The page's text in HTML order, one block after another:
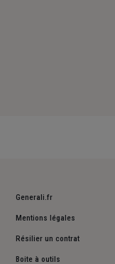
Generali.fr
Mentions légales
Résilier un contrat
Boite à outils